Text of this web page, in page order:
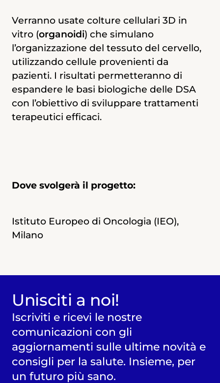
Verranno usate colture cellulari 3D in
vitro (organoidi) che simulano
l’organizzazione del tessuto del cervello,
utilizzando cellule provenienti da
pazienti. I risultati permetteranno di
espandere le basi biologiche delle DSA
con l’obiettivo di sviluppare trattamenti
terapeutici efficaci.
Dove svolgerà il progetto:
Istituto Europeo di Oncologia (IEO),
Milano
colture cellulari 3Dche riproducono il
cervello umano. Questi modelli cerebrali
avanzati permetteranno di capire meglio
come GTF2I, e potenzialmente altre
proteine, causino 7Dup e ASD.
Comprendere le cause delle malattie
renderà possibile lo sviluppo di nuove
terapie efficaci.
Dove svilupperà il progetto:
Istituto Europeo di Oncologia (IEO),
Milano
Unisciti a noi!
Iscriviti e ricevi le nostre
comunicazioni con gli
aggiornamenti sulle ultime novità e
consigli per la salute. Insieme, per
un futuro più sano.